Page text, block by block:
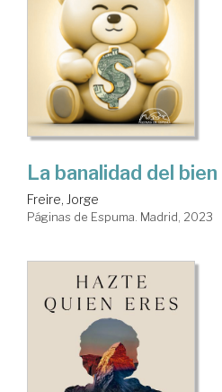
La banalidad del bien
Freire, Jorge
Páginas de Espuma. Madrid, 2023